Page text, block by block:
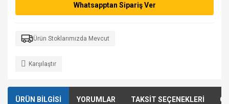
Whatsapptan Sipariş Ver
Ürün Stoklarımızda Mevcut
Karşılaştır
ÜRÜN BİLGİSİ YORUMLAR TAKSİT SEÇENEKLERİ